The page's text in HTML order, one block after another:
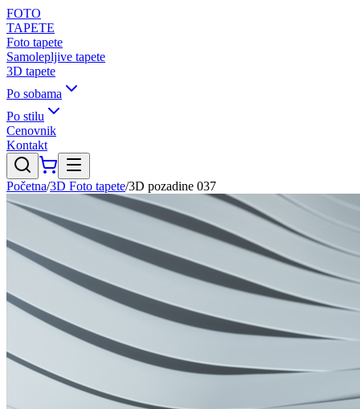
FOTO
TAPETE
Foto tapete
Samolepljive tapete
3D tapete
Po sobama
Po stilu
Cenovnik
Kontakt
Početna/3D Foto tapete/3D pozadine 037